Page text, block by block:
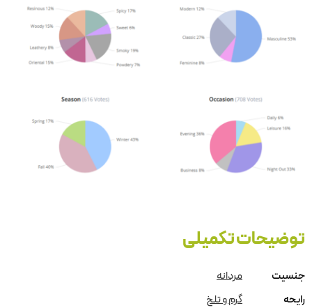
توضیحات تکمیلی
جنسیت
مردانه
رایحه
گرم و تلخ